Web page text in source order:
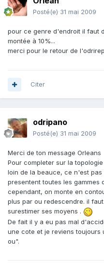
Posté(e) 31 mai 2009
pour ce genre d'endroit il faut
montée à 10%...
merci pour le retour de
Citer
odripano
Posté(e) 31 mai 2009
Merci de ton message Orleans
Pour completer sur la
loin de la beauce, ce n'est
presentent toutes les gammes
cependant, on monte en
plus par ou redescendre. il
surestimer ses moyens .
De fait il y a eu pas mal
une cote et je reviens
ou".